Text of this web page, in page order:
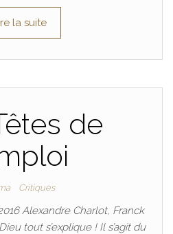
la suite
de
Critiques
Alexandre Charlot, Franck
tout s’explique ! Il s’agit du